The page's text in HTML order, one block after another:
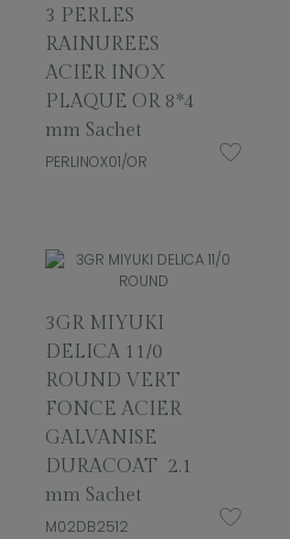
3 PERLES
RAINUREES
ACIER INOX
PLAQUE OR 8*4
mm Sachet
PERLINOX01/OR
3GR MIYUKI
DELICA 11/0
ROUND VERT
FONCE ACIER
GALVANISE
DURACOAT 2.1
mm Sachet
M02DB2512